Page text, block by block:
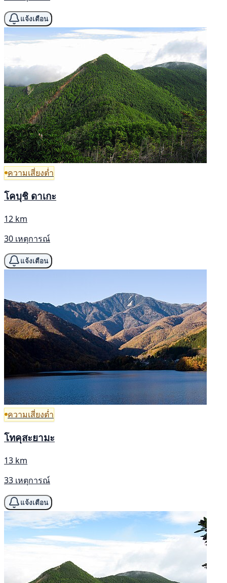
แจ้งเตือน
ความเสี่ยงต่ำ
โคบุชิ ดาเกะ
12 km
30 เหตุการณ์
แจ้งเตือน
ความเสี่ยงต่ำ
โทคุสะยามะ
13 km
33 เหตุการณ์
แจ้งเตือน